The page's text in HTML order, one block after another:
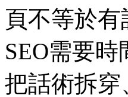
頁不等於
SEO需要
把話術拆